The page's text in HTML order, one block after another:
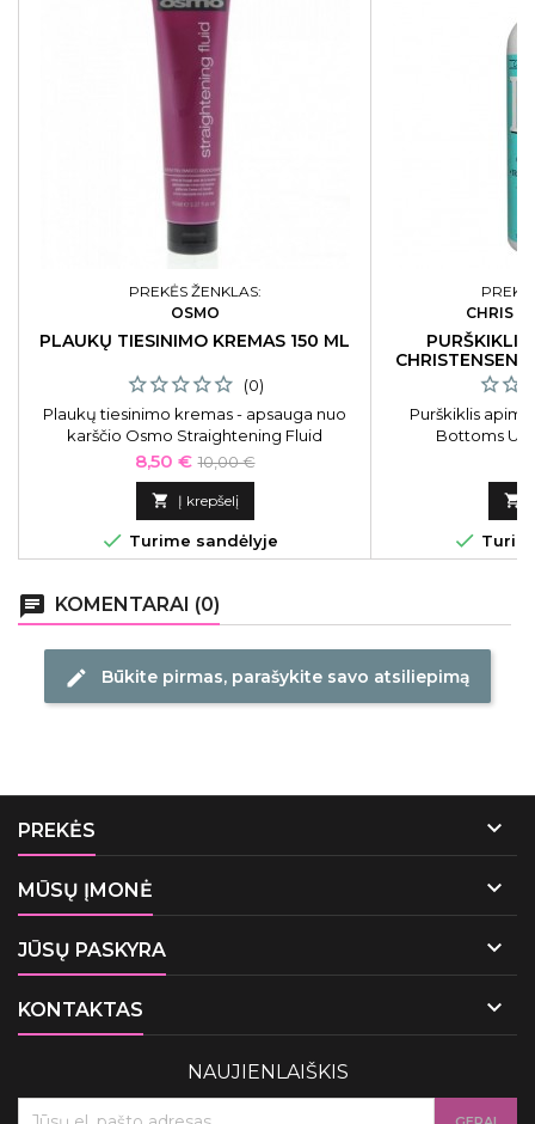
PREKĖS ŽENKLAS:
OSMO
PLAUKŲ TIESINIMO KREMAS 150 ML
(0)
Plaukų tiesinimo kremas - apsauga nuo
karščio Osmo Straightening Fluid
OS064018, 150 ml
Kaina
8,50 € Bazinė
kaina
10,00 €
 Į krepšelį
 Turime sandėlyje
CHRIS
PURŠKIKLIS
CHRISTENSEN
Purškiklis
Bottoms Up


chat KOMENTARAI (0)
edit Būkite pirmas, parašykite savo atsiliepimą
PREKĖS 
MŪSŲ ĮMONĖ 
JŪSŲ PASKYRA 
KONTAKTAS 
NAUJIENLAIŠKIS